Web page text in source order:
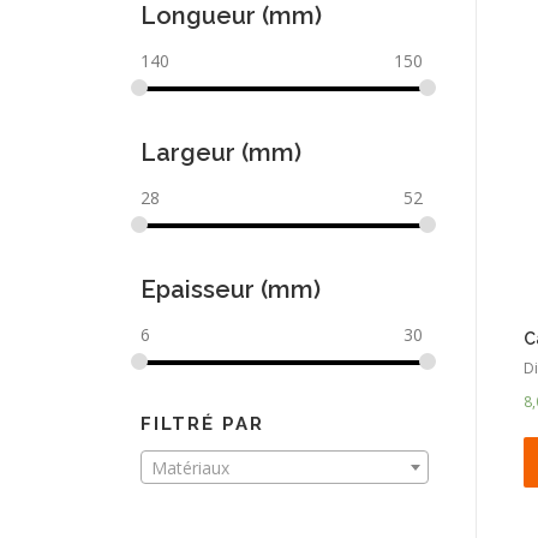
Longueur (mm)
140 150
Largeur (mm)
28 52
Epaisseur (mm)
6 30
FILTRÉ PAR
Matériaux